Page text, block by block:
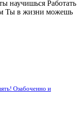
научишься Работать
Ты в жизни можешь
Озабоченно и